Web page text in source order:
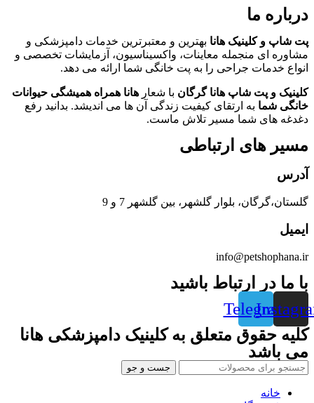
درباره ما
پت شاپ و کلینیک هانا بهترین و معتبرترین خدمات دامپزشکی و
مشاوره ای منجمله معاینات، واکسیناسیون، آزمایشات تخصصی و
انواع خدمات جراحی را به پت خانگی شما ارائه می دهد.
کلینیک و پت شاپ هانا گرگان با شعار هانا همراه همیشگی حیوانات
خانگی شما به ارتقای کیفیت زندگی آن ها می اندیشد. بدانید رفع
دغدغه های شما مسیر تلاش ماست.
مسیر های ارتباطی
آدرس
گلستان،گرگان، بلوار گلشهر، بین گلشهر 7 و 9
ایمیل
info@petshophana.ir
با ما در ارتباط باشید
Telegram
کلیه حقوق متعلق به کلینیک دامپزشکی هانا
می باشد
جست و جو
خانه